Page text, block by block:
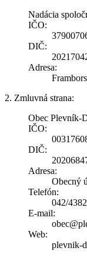
Nadácia
IČO:
DIČ:
Adresa:
2. Zmluvná strana:
Obec Plevník-
IČO:
DIČ:
Adresa:
Obecný
Telefón:
042/
E-mail:
Web:
plevnik-